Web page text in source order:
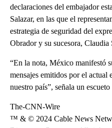
declaraciones del embajador
Salazar, en las que el
estrategia de seguridad del
Obrador y su sucesora, Claudia
“En la nota, México manifestó
mensajes emitidos por el actual
nuestro país”, señala un
The-CNN-Wire
™ & © 2024 Cable News